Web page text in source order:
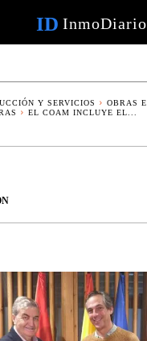
ID InmoDiario
Y SERVICIOS
OBRAS E
EL COAM INCLUYE EL...